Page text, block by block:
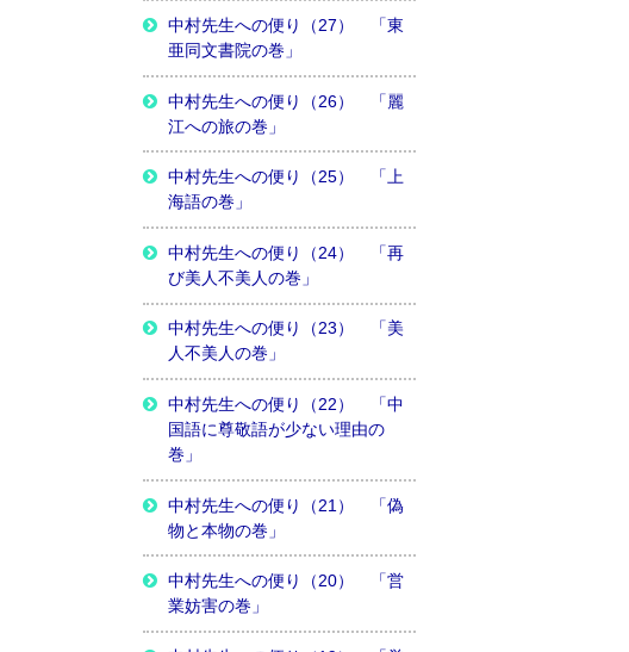
中村先生への便り（27） 「東
亜同文書院の巻」
中村先生への便り（26） 「麗
江への旅の巻」
中村先生への便り（25） 「上
海語の巻」
中村先生への便り（24） 「再
び美人不美人の巻」
中村先生への便り（23） 「美
人不美人の巻」
中村先生への便り（22） 「中
国語に尊敬語が少ない理由の
巻」
中村先生への便り（21） 「偽
物と本物の巻」
中村先生への便り（20） 「営
業妨害の巻」